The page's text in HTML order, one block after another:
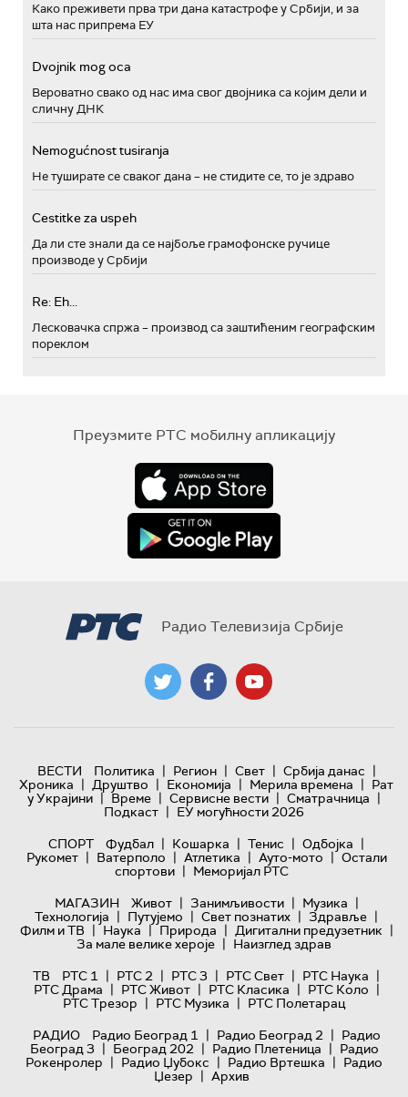
Како преживети прва три дана катастрофе у Србији, и за
шта нас припрема ЕУ
Dvojnik mog oca
Вероватно свако од нас има свог двојника са којим дели и
сличну ДНК
Nemogućnost tusiranja
Не туширате се сваког дана – не стидите се, то је здраво
Cestitke za uspeh
Да ли сте знали да се најбоље грамофонске ручице
производе у Србији
Re: Eh...
Лесковачка спржа – производ са заштићеним географским
пореклом
Преузмите РТС мобилну апликацију
Радио Телевизија Србије
ВЕСТИ Политика | Регион | Свет | Србија данас |
Хроника | Друштво | Економија | Мерила времена | Рат
у Украјини | Време | Сервисне вести | Сматрачница |
Подкаст | ЕУ могућности 2026
СПОРТ
Фудбал | Кошарка | Тенис | Одбојка |
Рукомет | Ватерполо | Атлетика | Ауто-мото | Остали
спортови | Меморијал РТС
МАГАЗИН
Живот | Занимљивости | Музика |
Технологијa | Путујемо | Свет познатих | Здравље |
Филм и ТВ | Наука | Природа | Дигитални предузетник |
За мале велике хероје | Наизглед здрав
ТВ
РТС 1 | РТС 2 | РТС 3 | РТС Свет | РТС Наука |
РТС Драма | РТС Живот | РТС Класика | РТС Коло |
РТС Трезор | РТС Музика | РТС Полетарац
РАДИО
Радио Београд 1 | Радио Београд 2 | Радио
Београд 3 | Београд 202 | Радио Плетеница | Радио
Рокенролер | Радио Џубокс | Радио Вртешка | Радио
Џезер | Архив